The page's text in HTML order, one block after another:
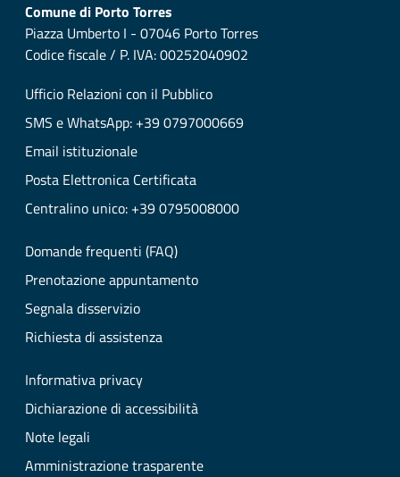
Comune di Porto Torres
Piazza Umberto I - 07046 Porto Torres
Codice fiscale / P. IVA: 00252040902
Ufficio Relazioni con il Pubblico
SMS e WhatsApp: +39 0797000669
Email istituzionale
Posta Elettronica Certificata
Centralino unico: +39 0795008000
Domande frequenti (FAQ)
Prenotazione appuntamento
Segnala disservizio
Richiesta di assistenza
Informativa privacy
Dichiarazione di accessibilità
Note legali
Amministrazione trasparente